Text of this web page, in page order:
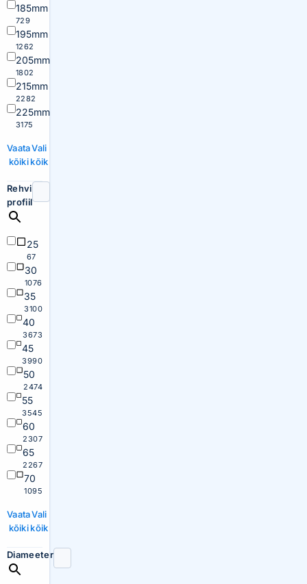
185mm
729
195mm
1262
205mm
1802
215mm
2282
225mm
3175
Vaata
kõiki
Vali
kõik
Rehvi
profiil
25
67
30
1076
35
3100
40
3673
45
3990
50
2474
55
3545
60
2307
65
2267
70
1095
Vaata
kõiki
Vali
kõik
Diameeter